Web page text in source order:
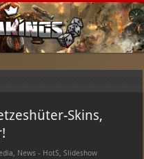
Skins,
, News - HotS,Slideshow